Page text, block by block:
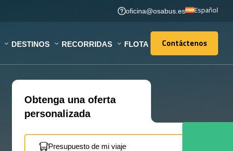
oficina@osabus.es Español
DESTINOS RECORRIDAS FLOTA Contáctenos
Contáctenos
Obtenga una oferta
personalizada
Presupuesto de mi viaje